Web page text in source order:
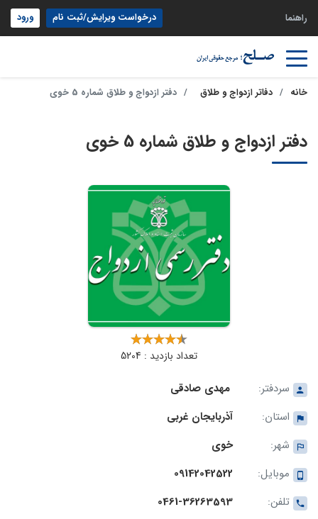
راهنما درخواست ویرایش/ثبت نام ورود
خانه دفاتر ازدواج و طلاق دفتر ازدواج و طلاق شماره 5 خوی
دفتر ازدواج و طلاق شماره 5 خوی
تعداد بازدید : 5204
سردفتر:
مهدی صادقی
استان:
آذربایجان غربی
شهر:
خوی
موبایل:
09142042522
تلفن:
0461-36263593